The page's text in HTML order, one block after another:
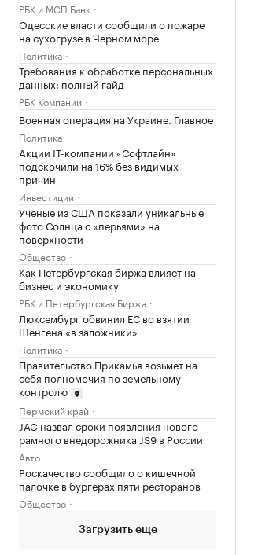
РБК и МСП Банк
Одесские власти сообщили о пожаре
на сухогрузе в Черном море
Политика
Требования к обработке персональных
данных: полный гайд
РБК Компании
Военная операция на Украине. Главное
Политика
Акции IT-компании «Софтлайн»
подскочили на 16% без видимых
причин
Инвестиции
Ученые из США показали уникальные
фото Солнца с «перьями» на
поверхности
Общество
Как Петербургская биржа влияет на
бизнес и экономику
РБК и Петербургская Биржа
Люксембург обвинил ЕС во взятии
Шенгена «в заложники»
Политика
Правительство Прикамья возьмёт на
себя полномочия по земельному
контролю
Пермский край
JAC назвал сроки появления нового
рамного внедорожника JS9 в России
Авто
Роскачество сообщило о кишечной
палочке в бургерах пяти ресторанов
Общество
Загрузить еще